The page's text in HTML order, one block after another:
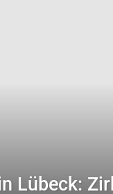
Lübeck: